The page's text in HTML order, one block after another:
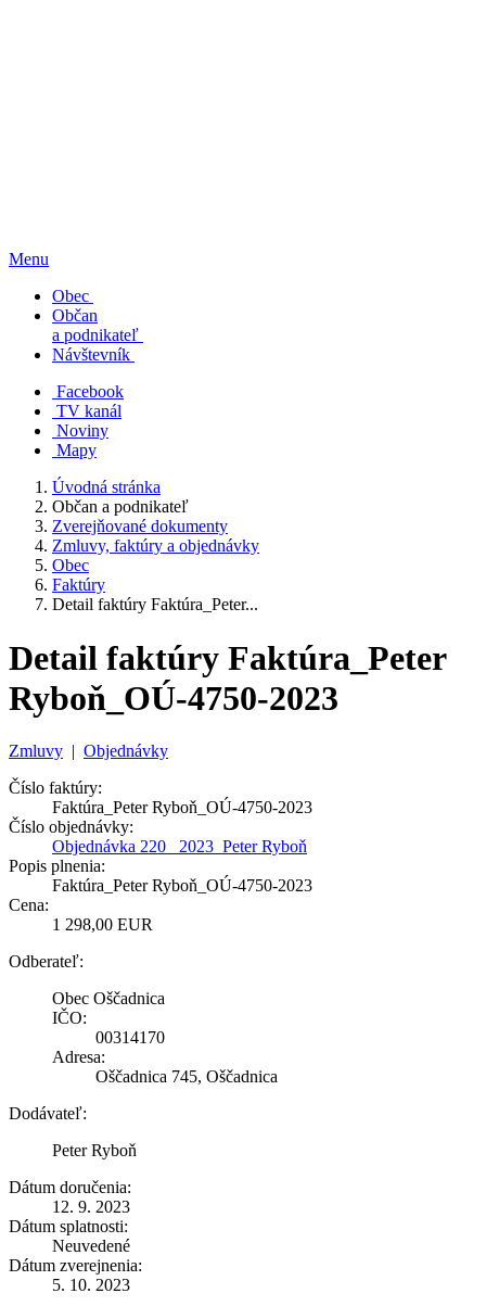
Menu
Obec
Občan
a podnikateľ
Návštevník
Facebook
TV kanál
Noviny
Mapy
Úvodná stránka
Občan a podnikateľ
Zverejňované dokumenty
Zmluvy, faktúry a objednávky
Obec
Faktúry
Detail faktúry Faktúra_Peter...
Detail faktúry Faktúra_Peter
Ryboň_OÚ-4750-2023
Zmluvy | Objednávky
Číslo faktúry:
Faktúra_Peter Ryboň_OÚ-4750-2023
Číslo objednávky:
Objednávka 220_ 2023_Peter Ryboň
Popis plnenia:
Faktúra_Peter Ryboň_OÚ-4750-2023
Cena:
1 298,00 EUR
Odberateľ:
Obec Oščadnica
IČO:
00314170
Adresa:
Oščadnica 745, Oščadnica
Dodávateľ:
Peter Ryboň
Dátum doručenia:
12. 9. 2023
Dátum splatnosti:
Neuvedené
Dátum zverejnenia:
5. 10. 2023